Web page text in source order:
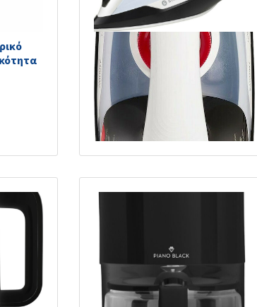
Singer Perfect Steam Σίδερο
Ατμού 2400W με Συνεχόμενη
Παροχή Ατμού 40gr/min STI-
2030
€49.00